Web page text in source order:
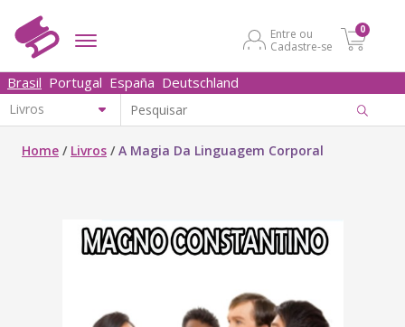
Entre ou
Cadastre-se
0
Brasil Portugal España Deutschland
Home / Livros /A Magia Da Linguagem Corporal